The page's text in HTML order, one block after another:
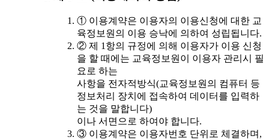
① 이용계약은 이용자의 이용신청에 대한 교
육정보원의 이용 승낙에 의하여 성립됩니다.
② 제 1항의 규정에 의해 이용자가 이용 신청
을 할 때에는 교육정보원이 이용자 관리시 필
요로 하는
사항을 전자적방식(교육정보원의 컴퓨터 등
정보처리 장치에 접속하여 데이터를 입력하
는 것을 말합니다)
이나 서면으로 하여야 합니다.
③ 이용계약은 이용자번호 단위로 체결하며,